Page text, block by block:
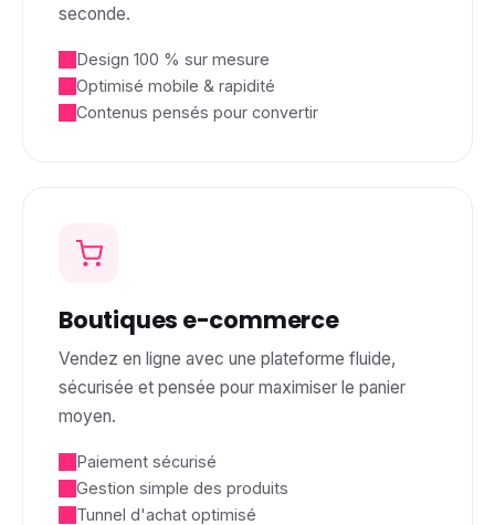
seconde.
Design 100 % sur mesure
Optimisé mobile & rapidité
Contenus pensés pour convertir
Boutiques e-commerce
Vendez en ligne avec une plateforme fluide,
sécurisée et pensée pour maximiser le panier
moyen.
Paiement sécurisé
Gestion simple des produits
Tunnel d'achat optimisé